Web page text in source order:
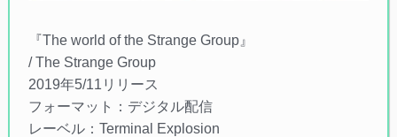
『The world of the Strange Group』
/ The Strange Group
2019年5/11リリース
フォーマット：デジタル配信
レーベル：Terminal Explosion